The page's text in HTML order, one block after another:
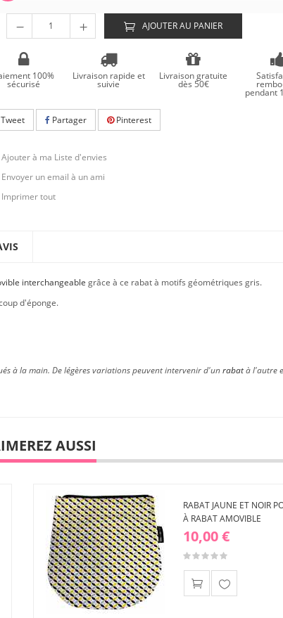
AJOUTER AU PANIER
100%
sécurisé
Livraison rapide et
suivie
Livraison gratuite
dès 50€
pendant
Partager Pinterest
Ajouter à ma Liste d'envies
Envoyer un email à un ami
Imprimer tout
interchangeable grâce à ce rabat à motifs géométriques gris.
d'éponge.
à la main. De légères variations peuvent intervenir d'unrabatà l'autre
AUSSI
RABAT JAUNE ET NOIR
À RABAT AMOVIBLE
10,00 €